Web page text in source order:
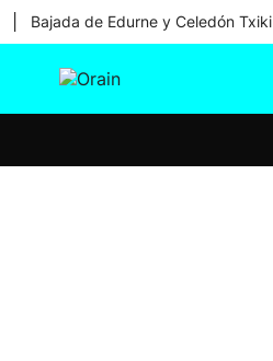
Bajada de Edurne y Celedón Txiki